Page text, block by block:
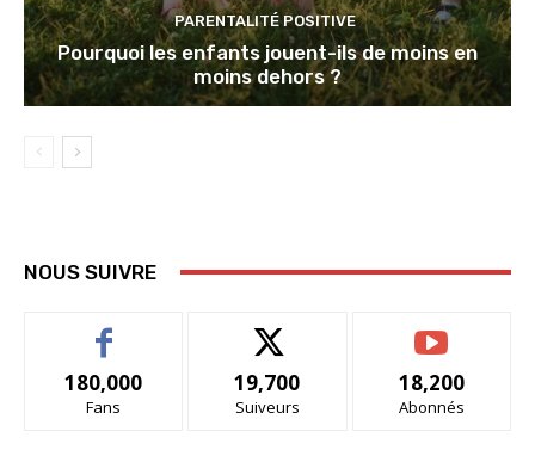
PARENTALITÉ POSITIVE
Pourquoi les enfants jouent-ils de moins en
moins dehors ?
NOUS SUIVRE
180,000
Fans
19,700
Suiveurs
18,200
Abonnés